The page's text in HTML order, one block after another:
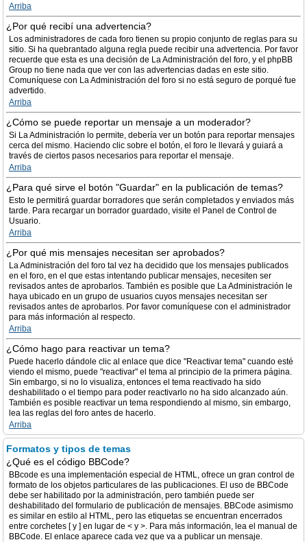
Arriba
¿Por qué recibí una advertencia?
Los administradores de cada foro tienen su propio conjunto de reglas para su
sitio. Si ha quebrantado alguna regla puede recibir una advertencia. Por favor
recuerde que esta es una decisión de La Administración del foro, y el phpBB
Group no tiene nada que ver con las advertencias dadas en este sitio.
Comuníquese con La Administración del foro si no está seguro de porqué fue
advertido.
Arriba
¿Cómo se puede reportar un mensaje a un moderador?
Si La Administración lo permite, debería ver un botón para reportar mensajes
cerca del mismo. Haciendo clic sobre el botón, el foro le llevará y guiará a
través de ciertos pasos necesarios para reportar el mensaje.
Arriba
¿Para qué sirve el botón "Guardar" en la publicación de temas?
Esto le permitirá guardar borradores que serán completados y enviados más
tarde. Para recargar un borrador guardado, visite el Panel de Control de
Usuario.
Arriba
¿Por qué mis mensajes necesitan ser aprobados?
La Administración del foro tal vez ha decidido que los mensajes publicados
en el foro, en el que estas intentando publicar mensajes, necesiten ser
revisados antes de aprobarlos. También es posible que La Administración le
haya ubicado en un grupo de usuarios cuyos mensajes necesitan ser
revisados antes de aprobarlos. Por favor comuníquese con el administrador
para más información al respecto.
Arriba
¿Cómo hago para reactivar un tema?
Puede hacerlo dándole clic al enlace que dice "Reactivar tema" cuando esté
viendo el mismo, puede "reactivar" el tema al principio de la primera página.
Sin embargo, si no lo visualiza, entonces el tema reactivado ha sido
deshabilitado o el tiempo para poder reactivarlo no ha sido alcanzado aún.
También es posible reactivar un tema respondiendo al mismo, sin embargo,
lea las reglas del foro antes de hacerlo.
Arriba
Formatos y tipos de temas
¿Qué es el código BBCode?
BBcode es una implementación especial de HTML, ofrece un gran control de
formato de los objetos particulares de las publicaciones. El uso de BBCode
debe ser habilitado por la administración, pero también puede ser
deshabilitado del formulario de publicación de mensajes. BBCode asimismo
es similar en estilo al HTML, pero las etiquetas se encuentran encerrados
entre corchetes [ y ] en lugar de < y >. Para más información, lea el manual de
BBCode. El enlace aparece cada vez que va a publicar un mensaje.